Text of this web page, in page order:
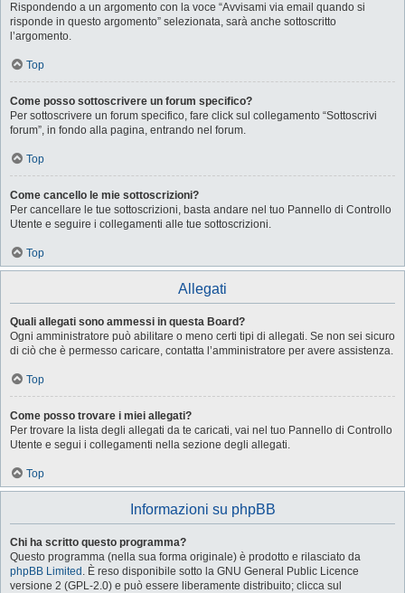
Rispondendo a un argomento con la voce “Avvisami via email quando si
risponde in questo argomento” selezionata, sarà anche sottoscritto
l’argomento.
Top
Come posso sottoscrivere un forum specifico?
Per sottoscrivere un forum specifico, fare click sul collegamento “Sottoscrivi
forum”, in fondo alla pagina, entrando nel forum.
Top
Come cancello le mie sottoscrizioni?
Per cancellare le tue sottoscrizioni, basta andare nel tuo Pannello di Controllo
Utente e seguire i collegamenti alle tue sottoscrizioni.
Top
Allegati
Quali allegati sono ammessi in questa Board?
Ogni amministratore può abilitare o meno certi tipi di allegati. Se non sei sicuro
di ciò che è permesso caricare, contatta l’amministratore per avere assistenza.
Top
Come posso trovare i miei allegati?
Per trovare la lista degli allegati da te caricati, vai nel tuo Pannello di Controllo
Utente e segui i collegamenti nella sezione degli allegati.
Top
Informazioni su phpBB
Chi ha scritto questo programma?
Questo programma (nella sua forma originale) è prodotto e rilasciato da
phpBB Limited . È reso disponibile sotto la GNU General Public Licence
versione 2 (GPL-2.0) e può essere liberamente distribuito; clicca sul